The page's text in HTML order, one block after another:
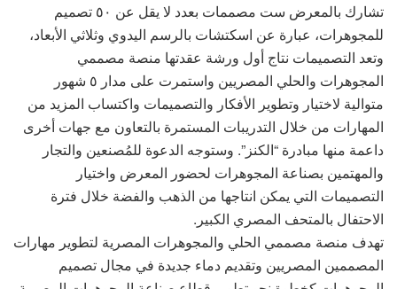
تشارك بالمعرض ست مصممات بعدد لا يقل عن ٥٠ تصميم
للمجوهرات، عبارة عن اسكتشات بالرسم اليدوي وثلاثي الأبعاد،
وتعد التصميمات نتاج أول ورشة عقدتها منصة مصممي
المجوهرات والحلي المصريين واستمرت على مدار ٥ شهور
متوالية لاختيار وتطوير الأفكار والتصميمات واكتساب المزيد من
المهارات من خلال التدريبات المستمرة بالتعاون مع جهات أخرى
داعمة منها مبادرة “الكنز”. وستوجه الدعوة للمُصنعين والتجار
والمهتمين بصناعة المجوهرات لحضور المعرض واختيار
التصميمات التي يمكن انتاجها من الذهب والفضة خلال فترة
الاحتفال بالمتحف المصري الكبير.
تهدف منصة مصممي الحلي والمجوهرات المصرية لتطوير مهارات
المصممين المصريين وتقديم دماء جديدة في مجال تصميم